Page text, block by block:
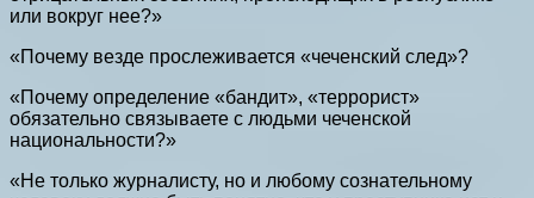
или вокруг нее?»
«Почему везде прослеживается «чеченский след»?
«Почему определение «бандит», «террорист»
обязательно связываете с людьми чеченской
национальности?»
«Не только журналисту, но и любому сознательному